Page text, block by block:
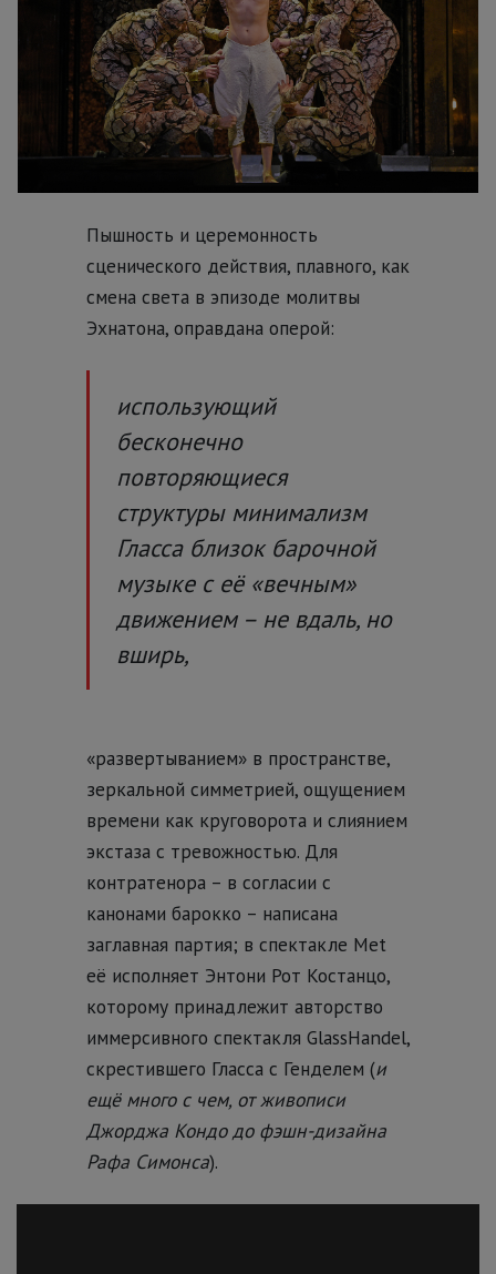
Пышность и церемонность
сценического действия, плавного, как
смена света в эпизоде молитвы
Эхнатона, оправдана оперой:
использующий
бесконечно
повторяющиеся
структуры минимализм
Гласса близок барочной
музыке с её «вечным»
движением – не вдаль, но
вширь,
«развертыванием» в пространстве,
зеркальной симметрией, ощущением
времени как круговорота и слиянием
экстаза с тревожностью. Для
контратенора – в согласии с
канонами барокко – написана
заглавная партия; в спектакле Met
её исполняет Энтони Рот Костанцо,
которому принадлежит авторство
иммерсивного спектакля GlassHandel,
скрестившего Гласса с Генделем (и
ещё много с чем, от живописи
Джорджа Кондо до фэшн-дизайна
Рафа Симонса).